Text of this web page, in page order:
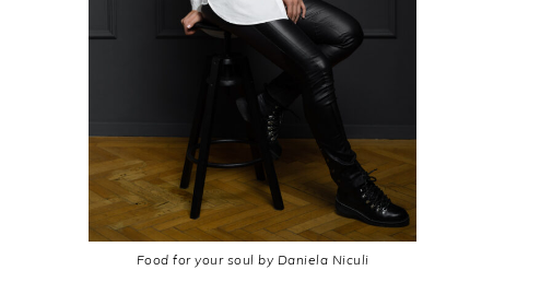
Food for your soul by Daniela Niculi